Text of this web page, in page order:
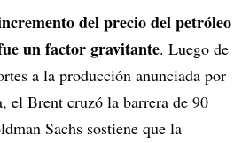
del precio del petróleo
un factor gravitante. Luego de
a la producción anunciada por
el Brent cruzó la barrera de 90
Sachs sostiene que la